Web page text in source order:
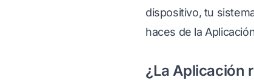
dispositivo, tu
haces de la
¿La Aplicación